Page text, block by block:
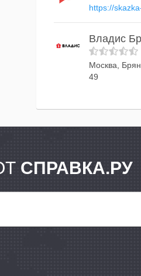
https://
Владис
Москва,
49
СПРАВКА.РУ